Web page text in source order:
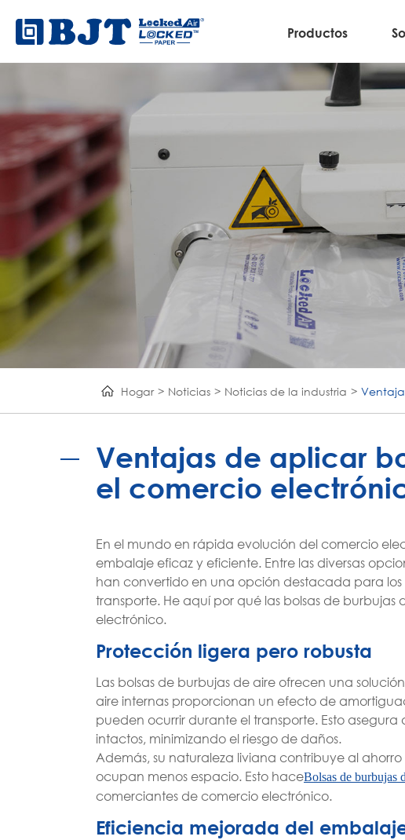
Productos
Hogar Noticias Noticias de la industria
Ventajas de aplicar
el comercio
En el mundo en rápida evolución del comercio
embalaje eficaz y eficiente. Entre las diversas
han convertido en una opción destacada para
transporte. He aquí por qué las bolsas de
electrónico.
Protección ligera pero robusta
Las bolsas de burbujas de aire ofrecen una
aire internas proporcionan un efecto de
pueden ocurrir durante el transporte. Esto
intactos, minimizando el riesgo de daños.
Además, su naturaleza liviana contribuye al
ocupan menos espacio. Esto haceBolsas de burbujas
comerciantes de comercio electrónico.
Eficiencia mejorada del